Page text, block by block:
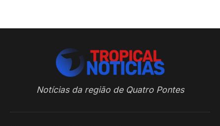
Notícias da região de Quatro Pontes